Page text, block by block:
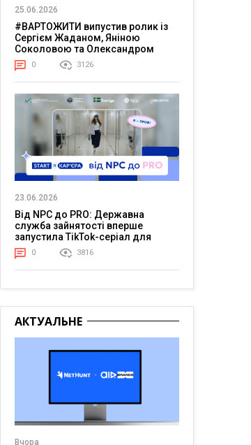
25.06.2026
#ВАРТОЖИТИ випустив ролик із
Сергієм Жаданом, Яніною
Соколовою та Олександром
Тереном про життя в постійній
напрузі
0 3126
23.06.2026
Від NPC до PRO: Державна
служба зайнятості вперше
запустила TikTok-серіал для
молоді
0 3816
АКТУАЛЬНЕ
Вчора